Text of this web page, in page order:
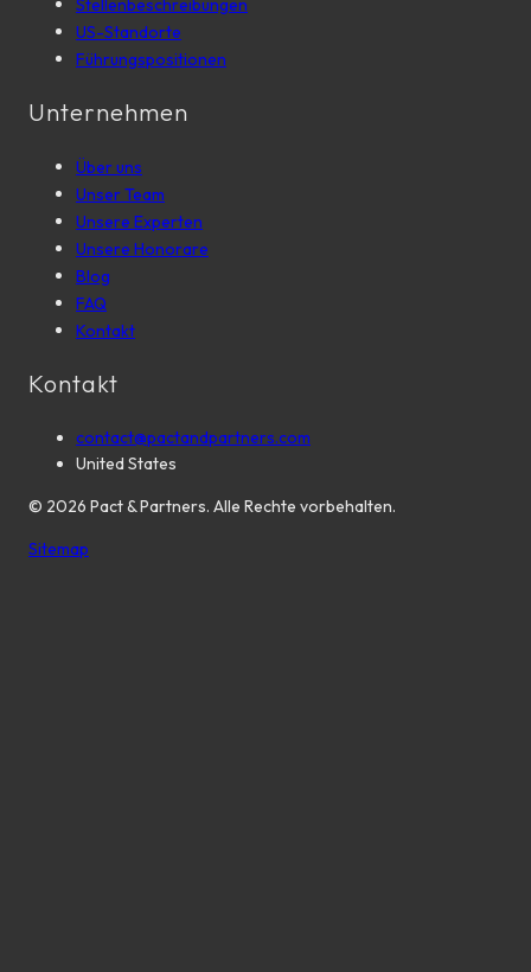
Stellenbeschreibungen
US-Standorte
Führungspositionen
Unternehmen
Über uns
Unser Team
Unsere Experten
Unsere Honorare
Blog
FAQ
Kontakt
Kontakt
contact@pactandpartners.com
United States
© 2026 Pact & Partners. Alle Rechte vorbehalten.
Sitemap